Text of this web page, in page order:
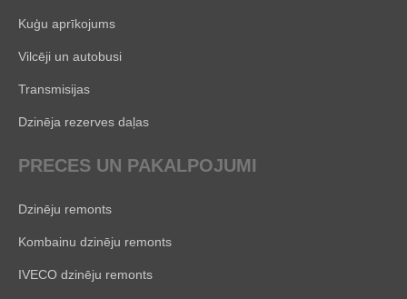
Kuģu aprīkojums
Vilcēji un autobusi
Transmisijas
Dzinēja rezerves daļas
PRECES UN PAKALPOJUMI
Dzinēju remonts
Kombainu dzinēju remonts
IVECO dzinēju remonts